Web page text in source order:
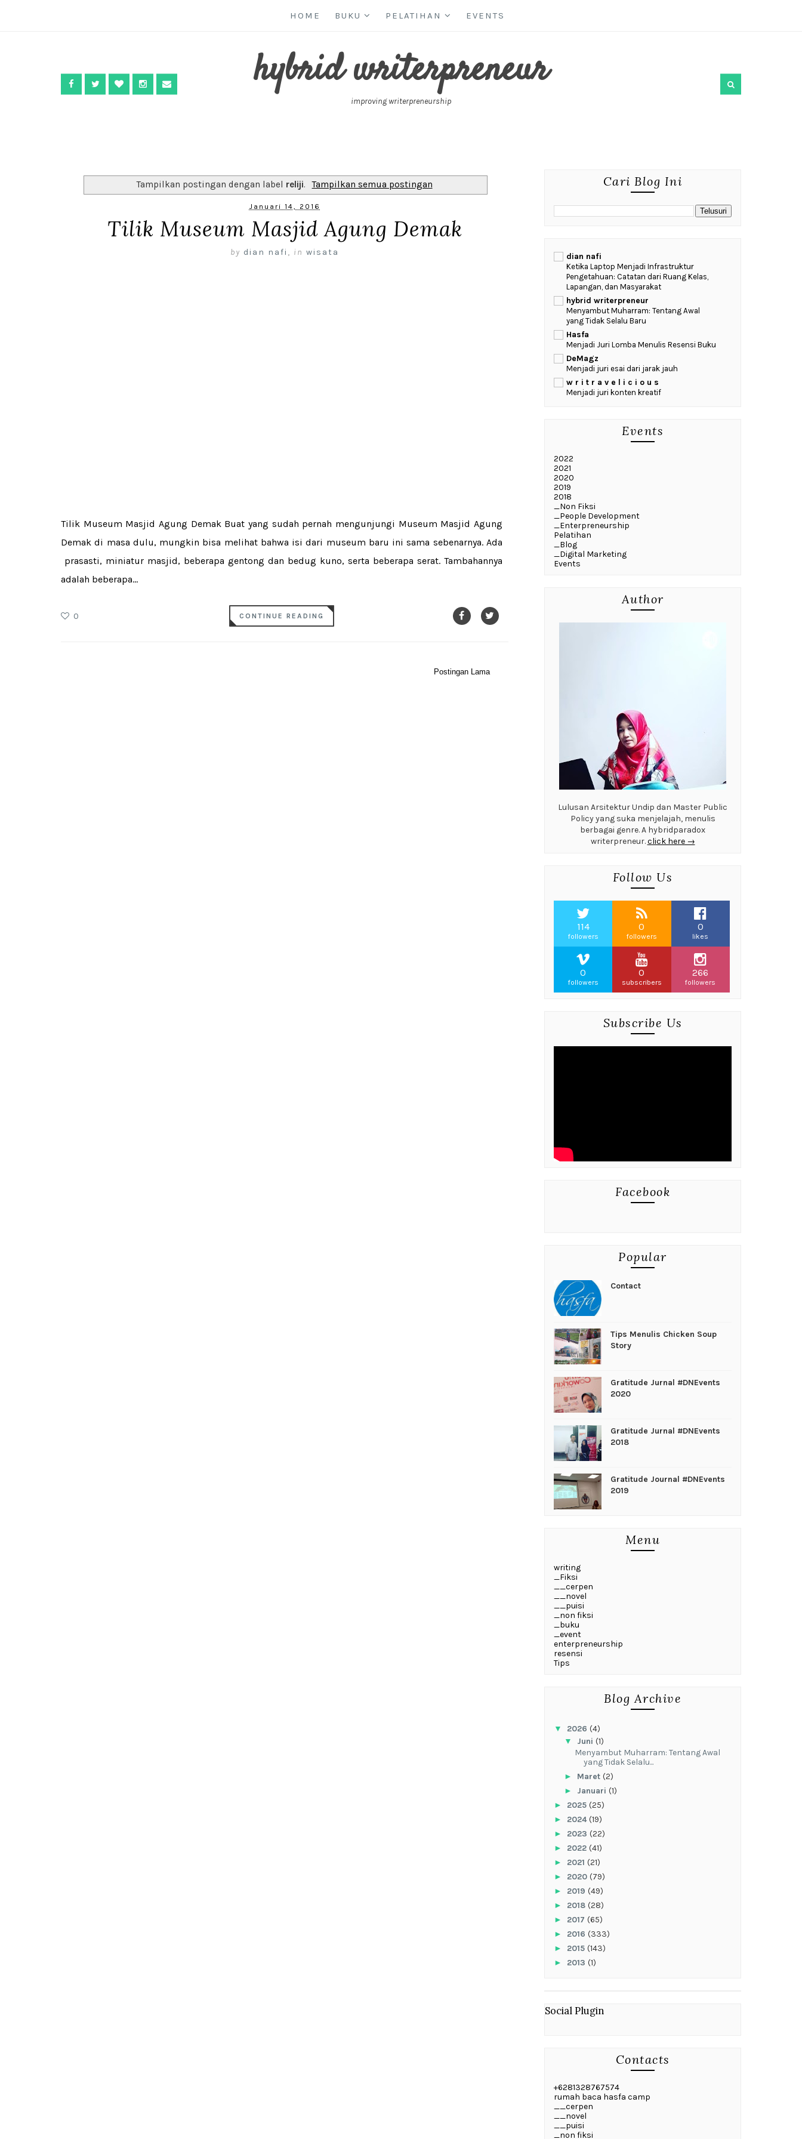
HOME BUKU PELATIHAN EVENTS
hybrid writerpreneur
improving writerpreneurship
Tampilkan postingan dengan label reliji. Tampilkan semua postingan
Januari 14, 2016
Tilik Museum Masjid Agung Demak
by dian nafi , in wisata
Tilik Museum Masjid Agung Demak Buat yang sudah pernah mengunjungi Museum Masjid Agung
Demak di masa dulu, mungkin bisa melihat bahwa isi dari museum baru ini sama sebenarnya. Ada
prasasti, miniatur masjid, beberapa gentong dan bedug kuno, serta beberapa serat. Tambahannya
adalah beberapa...
0 CONTINUE READING
Postingan Lama
Cari Blog Ini
dian nafi
Ketika Laptop Menjadi Infrastruktur
Pengetahuan: Catatan dari Ruang Kelas,
Lapangan, dan Masyarakat
hybrid writerpreneur
Menyambut Muharram: Tentang Awal
yang Tidak Selalu Baru
Hasfa
Menjadi Juri Lomba Menulis Resensi Buku
DeMagz
Menjadi juri esai dari jarak jauh
w r i t r a v e l i c i o u s
Menjadi juri konten kreatif
Events
2022
2021
2020
2019
2018
_Non Fiksi
_People Development
_Enterpreneurship
Pelatihan
_Blog
_Digital Marketing
Events
Author
Lulusan Arsitektur Undip dan Master Public
Policy yang suka menjelajah, menulis
berbagai genre. A hybridparadox
writerpreneur.click here →
Follow Us
114
followers
0
followers
0
likes
0
followers
0
subscribers
266
followers
Subscribe Us
Facebook
Popular
Contact
Tips Menulis Chicken Soup
Story
Gratitude Jurnal #DNEvents
2020
Gratitude Jurnal #DNEvents
2018
Gratitude Journal #DNEvents
2019
Menu
writing
_Fiksi
__cerpen
__novel
__puisi
_non fiksi
_buku
_event
enterpreneurship
resensi
Tips
Blog Archive
▼ 2026 (4)
▼ Juni (1)
Menyambut Muharram: Tentang Awal
yang Tidak Selalu...
► Maret (2)
► Januari (1)
► 2025 (25)
► 2024(19)
► 2023 (22)
► 2022 (41)
► 2021 (21)
► 2020 (79)
► 2019 (49)
► 2018 (28)
► 2017 (65)
► 2016 (333)
► 2015 (143)
► 2013 (1)
Social Plugin
Contacts
+6281328767574
rumah baca hasfa camp
__cerpen
__novel
__puisi
_non fiksi